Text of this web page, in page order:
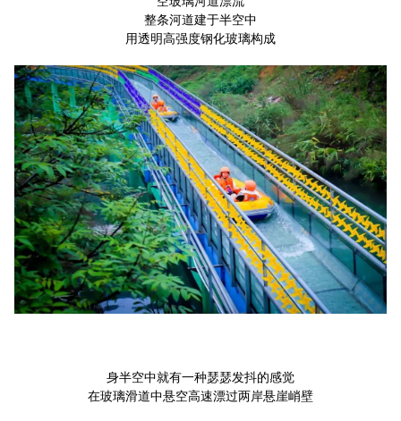
整条河道建于半空中
用透明高强度钢化玻璃构成
身半空中就有一种瑟瑟发抖的感觉
在玻璃滑道中悬空高速漂过两岸悬崖峭壁